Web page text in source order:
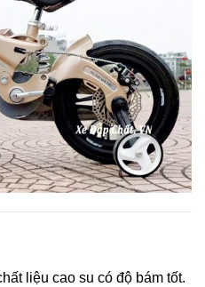
liệu cao su có độ bám tốt.